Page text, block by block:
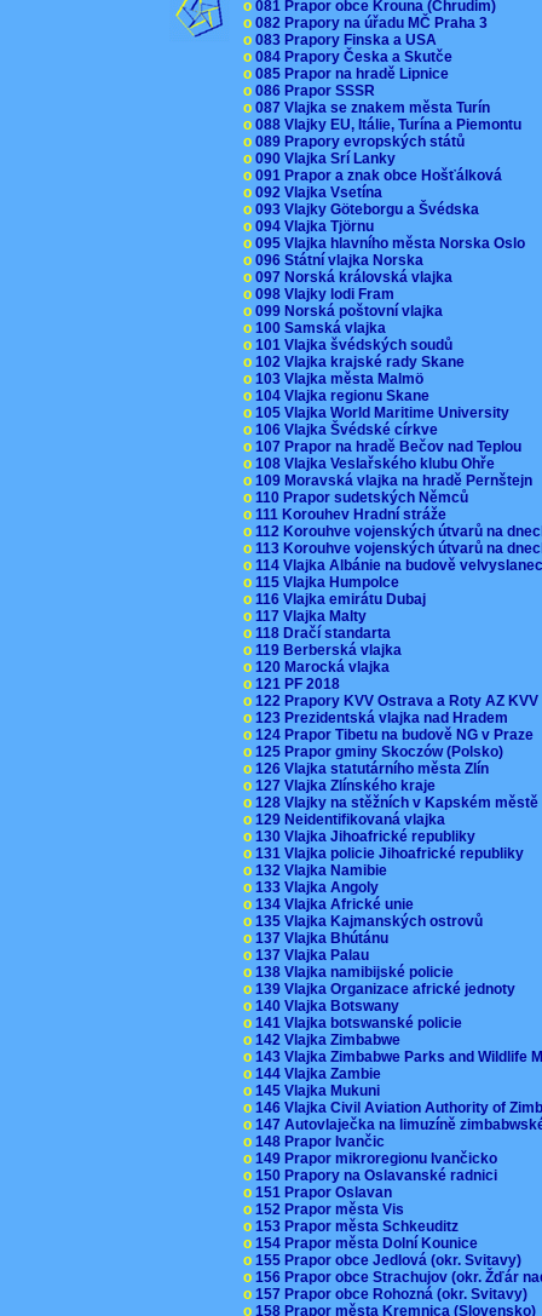
o 081 Prapor obce Krouna (Chrudim)
o 082 Prapory na úřadu MČ Praha 3
o 083 Prapory Finska a USA
o 084 Prapory Česka a Skutče
o 085 Prapor na hradě Lipnice
o 086 Prapor SSSR
o 087 Vlajka se znakem města Turín
o 088 Vlajky EU, Itálie, Turína a Piemontu
o 089 Prapory evropských států
o 090 Vlajka Srí Lanky
o 091 Prapor a znak obce Hošťálková
o 092 Vlajka Vsetína
o 093 Vlajky Göteborgu a Švédska
o 094 Vlajka Tjörnu
o 095 Vlajka hlavního města Norska Oslo
o 096 Státní vlajka Norska
o 097 Norská královská vlajka
o 098 Vlajky lodi Fram
o 099 Norská poštovní vlajka
o 100 Samská vlajka
o 101 Vlajka švédských soudů
o 102 Vlajka krajské rady Skane
o 103 Vlajka města Malmö
o 104 Vlajka regionu Skane
o 105 Vlajka World Maritime University
o 106 Vlajka Švédské církve
o 107 Prapor na hradě Bečov nad Teplou
o 108 Vlajka Veslařského klubu Ohře
o 109 Moravská vlajka na hradě Pernštejn
o 110 Prapor sudetských Němců
o 111 Korouhev Hradní stráže
o 112 Korouhve vojenských útvarů na
o 113 Korouhve vojenských útvarů na
o 114 Vlajka Albánie na budově
o 115 Vlajka Humpolce
o 116 Vlajka emirátu Dubaj
o 117 Vlajka Malty
o 118 Dračí standarta
o 119 Berberská vlajka
o 120 Marocká vlajka
o 121 PF 2018
o 122 Prapory KVV Ostrava a Roty AZ
o 123 Prezidentská vlajka nad Hradem
o 124 Prapor Tibetu na budově NG v Praze
o 125 Prapor gminy Skoczów (Polsko)
o 126 Vlajka statutárního města Zlín
o 127 Vlajka Zlínského kraje
o 128 Vlajky na stěžních v Kapském
o 129 Neidentifikovaná vlajka
o 130 Vlajka Jihoafrické republiky
o 131 Vlajka policie Jihoafrické republiky
o 132 Vlajka Namibie
o 133 Vlajka Angoly
o 134 Vlajka Africké unie
o 135 Vlajka Kajmanských ostrovů
o 137 Vlajka Bhútánu
o 137 Vlajka Palau
o 138 Vlajka namibijské policie
o 139 Vlajka Organizace africké jednoty
o 140 Vlajka Botswany
o 141 Vlajka botswanské policie
o 142 Vlajka Zimbabwe
o 143 Vlajka Zimbabwe Parks and Wildlife
o 144 Vlajka Zambie
o 145 Vlajka Mukuni
o 146 Vlajka Civil Aviation Authority of
o 147 Autovlaječka na limuzíně
o 148 Prapor Ivančic
o 149 Prapor mikroregionu Ivančicko
o 150 Prapory na Oslavanské radnici
o 151 Prapor Oslavan
o 152 Prapor města Vis
o 153 Prapor města Schkeuditz
o 154 Prapor města Dolní Kounice
o 155 Prapor obce Jedlová (okr. Svitavy)
o 156 Prapor obce Strachujov (okr. Žďár
o 157 Prapor obce Rohozná (okr. Svitavy)
o 158 Prapor města Kremnica (Slovensko)